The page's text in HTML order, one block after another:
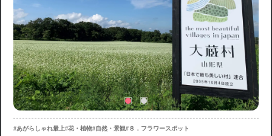
#あがらしゃれ最上#花・植物#自然・景観#８．フラワースポット